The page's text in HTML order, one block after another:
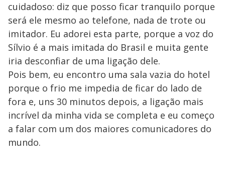
cuidadoso: diz que posso ficar tranquilo porque
será ele mesmo ao telefone, nada de trote ou
imitador. Eu adorei esta parte, porque a voz do
Sílvio é a mais imitada do Brasil e muita gente
iria desconfiar de uma ligação dele.
Pois bem, eu encontro uma sala vazia do hotel
porque o frio me impedia de ficar do lado de
fora e, uns 30 minutos depois, a ligação mais
incrível da minha vida se completa e eu começo
a falar com um dos maiores comunicadores do
mundo.